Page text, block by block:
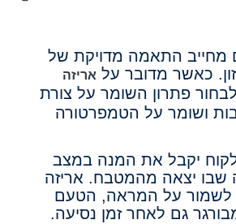
מחייב התאמה מדויקת של
כאשר מדובר על אריזה
פתרון השומר על צורת
ושומר על הטמפרטורה
יקבל את המנה במצב
שבו יצאה מהמטבח. אריזה
לשמור על המראה, הטעם
גם לאחר זמן נסיעה.